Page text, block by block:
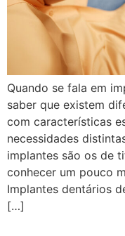
Quando se fala em
saber que existem
com características
necessidades
implantes são os de
conhecer um pouco
Implantes dentários
[…]